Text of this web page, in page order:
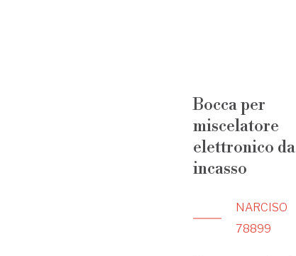
Bocca per
miscelatore
elettronico da
incasso
NARCISO
78899